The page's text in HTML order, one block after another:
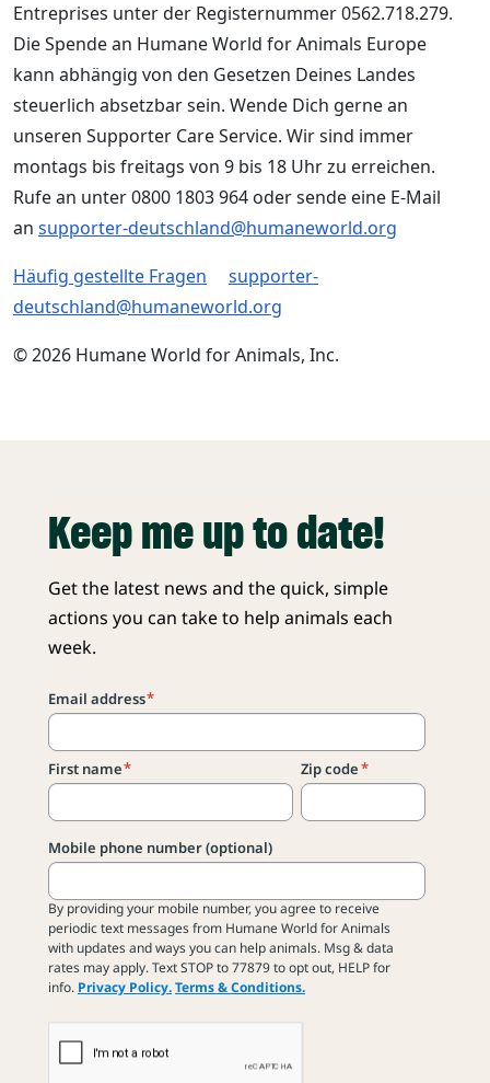
Entreprises unter der Registernummer 0562.718.279.
Die Spende an Humane World for Animals Europe
kann abhängig von den Gesetzen Deines Landes
steuerlich absetzbar sein. Wende Dich gerne an
unseren Supporter Care Service. Wir sind immer
montags bis freitags von 9 bis 18 Uhr zu erreichen.
Rufe an unter 0800 1803 964 oder sende eine E-Mail
an supporter-deutschland@humaneworld.org
Häufig gestellte Fragen
supporter-
deutschland@humaneworld.org
© 2026 Humane World for Animals, Inc.